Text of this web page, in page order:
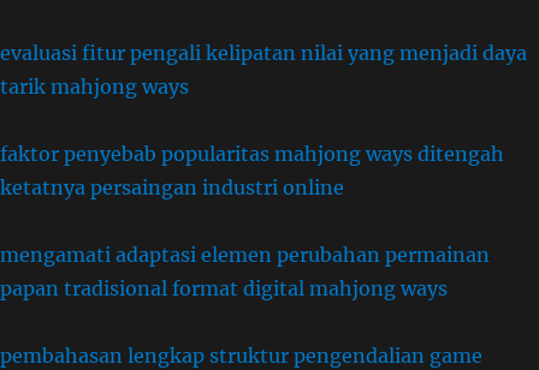
evaluasi fitur pengali kelipatan nilai yang menjadi daya
tarik mahjong ways
faktor penyebab popularitas mahjong ways ditengah
ketatnya persaingan industri online
mengamati adaptasi elemen perubahan permainan
papan tradisional format digital mahjong ways
pembahasan lengkap struktur pengendalian game